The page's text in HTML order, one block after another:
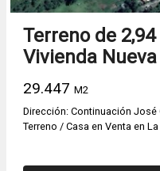
Terreno de
Vivienda
29.447 M2
Dirección: Continuación
Terreno / Casa en Venta en